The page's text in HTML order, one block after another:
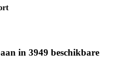
in 3949 beschikbare